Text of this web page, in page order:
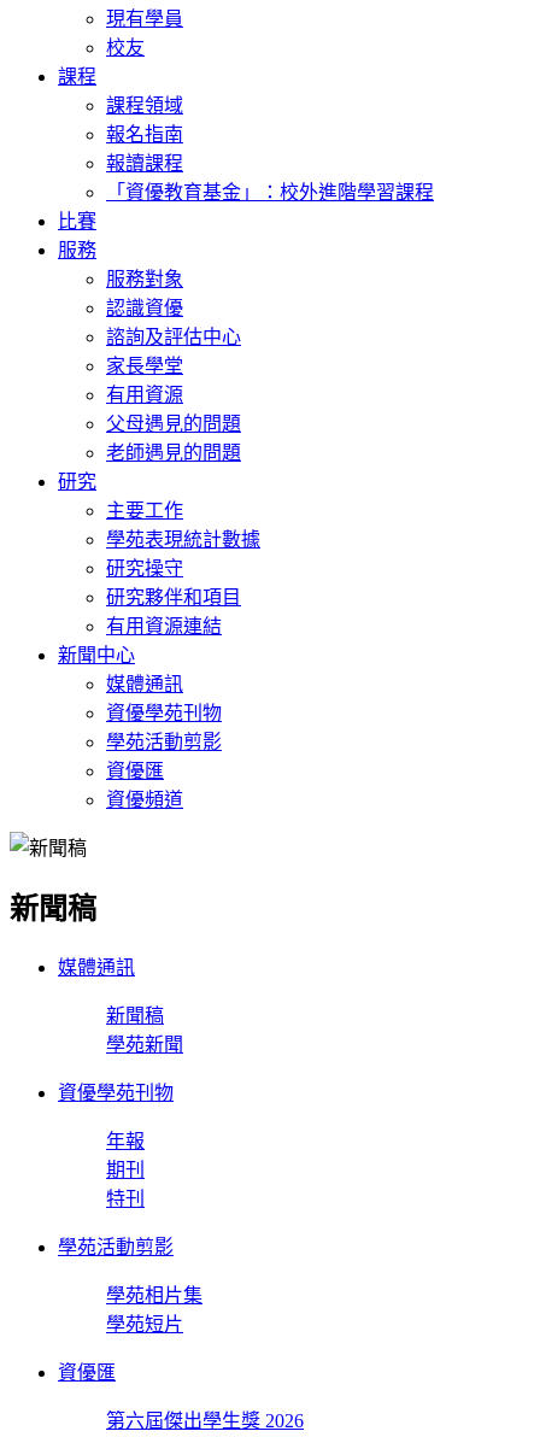
現有學員
校友
課程
課程領域
報名指南
報讀課程
「資優教育基金」：校外進階學習課程
比賽
服務
服務對象
認識資優
諮詢及評估中心
家長學堂
有用資源
父母遇見的問題
老師遇見的問題
研究
主要工作
學苑表現統計數據
研究操守
研究夥伴和項目
有用資源連結
新聞中心
媒體通訊
資優學苑刊物
學苑活動剪影
資優匯
資優頻道
新聞稿
媒體通訊
新聞稿
學苑新聞
資優學苑刊物
年報
期刊
特刊
學苑活動剪影
學苑相片集
學苑短片
資優匯
第六屆傑出學生獎 2026